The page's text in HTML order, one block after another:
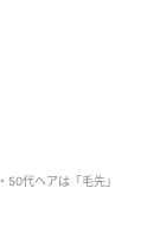
50代ヘアは「毛先」